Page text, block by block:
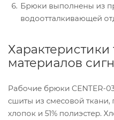
Брюки выполнены из
водоотталкивающей
Характеристики
материалов
Рабочие брюки CENTER-
сшиты из смесовой ткани,
хлопок и 51% полиэстер.